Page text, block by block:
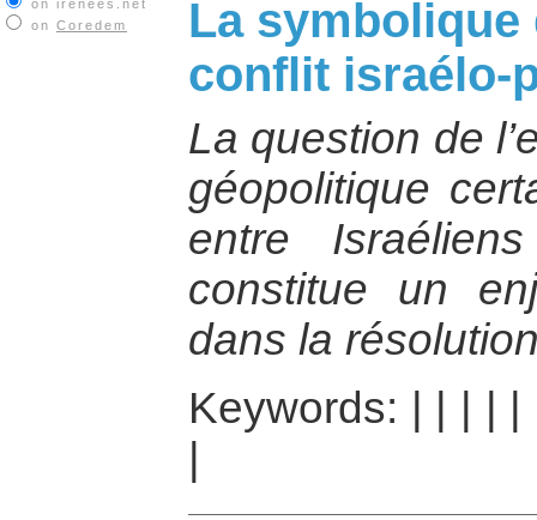
on irenees.net
on Coredem
La symbolique
conflit israélo-
La question de
géopolitique
entre
constitue un
dans la
Keywords: